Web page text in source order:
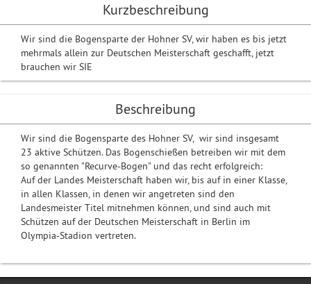
Kurzbeschreibung
Wir sind die Bogensparte der Hohner SV, wir haben es bis jetzt
mehrmals allein zur Deutschen Meisterschaft geschafft, jetzt
brauchen wir SIE
Beschreibung
Wir sind die Bogensparte des Hohner SV, wir sind insgesamt
23 aktive Schützen. Das Bogenschießen betreiben wir mit dem
so genannten "Recurve-Bogen" und das recht erfolgreich:
Auf der Landes Meisterschaft haben wir, bis auf in einer Klasse,
in allen Klassen, in denen wir angetreten sind den
Landesmeister Titel mitnehmen können, und sind auch mit
Schützen auf der Deutschen Meisterschaft in Berlin im
Olympia-Stadion vertreten.